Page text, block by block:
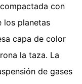
con
los planetas
capa de color
la taza. La
de gases